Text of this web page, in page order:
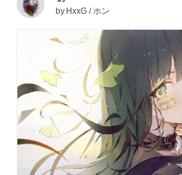
by HxxG / ホン